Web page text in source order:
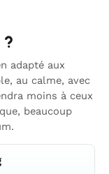
adapté aux
au calme, avec
moins à ceux
beaucoup